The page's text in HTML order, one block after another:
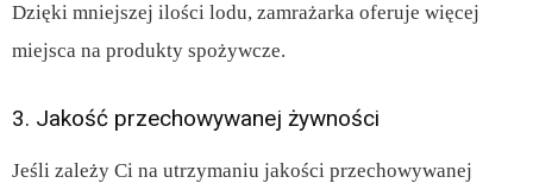
Dzięki mniejszej ilości lodu, zamrażarka oferuje więcej
miejsca na produkty spożywcze.
3. Jakość przechowywanej żywności
Jeśli zależy Ci na utrzymaniu jakości przechowywanej